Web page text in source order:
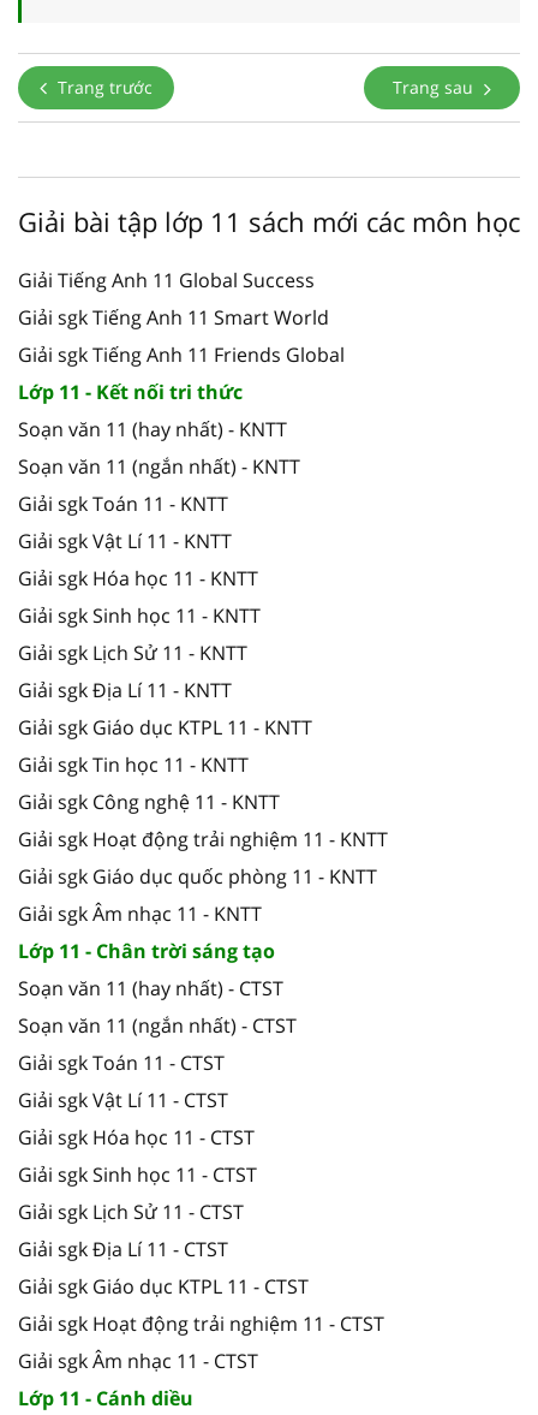
Trang trước Trang sau
Giải bài tập lớp 11 sách mới các môn học
Giải Tiếng Anh 11 Global Success
Giải sgk Tiếng Anh 11 Smart World
Giải sgk Tiếng Anh 11 Friends Global
Lớp 11 - Kết nối tri thức
Soạn văn 11 (hay nhất) - KNTT
Soạn văn 11 (ngắn nhất) - KNTT
Giải sgk Toán 11 - KNTT
Giải sgk Vật Lí 11 - KNTT
Giải sgk Hóa học 11 - KNTT
Giải sgk Sinh học 11 - KNTT
Giải sgk Lịch Sử 11 - KNTT
Giải sgk Địa Lí 11 - KNTT
Giải sgk Giáo dục KTPL 11 - KNTT
Giải sgk Tin học 11 - KNTT
Giải sgk Công nghệ 11 - KNTT
Giải sgk Hoạt động trải nghiệm 11 - KNTT
Giải sgk Giáo dục quốc phòng 11 - KNTT
Giải sgk Âm nhạc 11 - KNTT
Lớp 11 - Chân trời sáng tạo
Soạn văn 11 (hay nhất) - CTST
Soạn văn 11 (ngắn nhất) - CTST
Giải sgk Toán 11 - CTST
Giải sgk Vật Lí 11 - CTST
Giải sgk Hóa học 11 - CTST
Giải sgk Sinh học 11 - CTST
Giải sgk Lịch Sử 11 - CTST
Giải sgk Địa Lí 11 - CTST
Giải sgk Giáo dục KTPL 11 - CTST
Giải sgk Hoạt động trải nghiệm 11 - CTST
Giải sgk Âm nhạc 11 - CTST
Lớp 11 - Cánh diều